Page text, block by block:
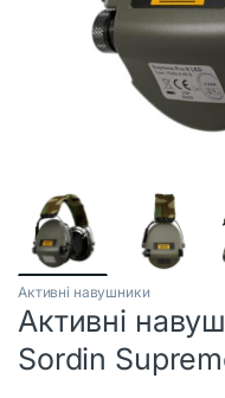
Активні навушники
Активні
Sordin